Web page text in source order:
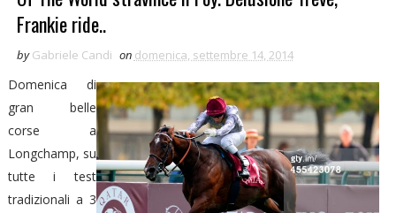
Frankie ride..
by Gabriele Candi on domenica, settembre 14, 2014
Domenica di
gran belle
corse a
Longchamp, su
tutte i test
tradizionali a 3